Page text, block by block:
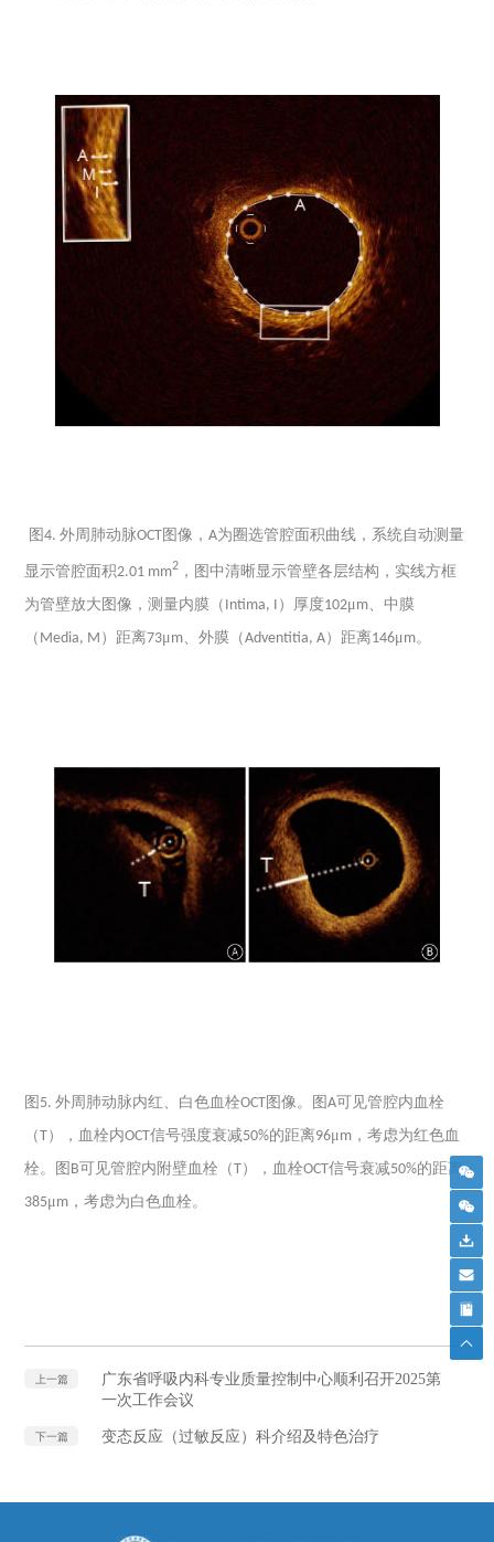
图4.外周肺动脉OCT图像，A为圈选管腔面积曲线，系统自动测量
显示管腔面积2.01 mm2 ，图中清晰显示管壁各层结构，实线方框
为管壁放大图像，测量内膜（ Intima, I ）厚度102μm、中膜
（ Media, M ）距离73μm、外膜（Adventitia, A）距离146μm。
图 5.外周肺动脉内红、白色血栓OCT图像。图A可见管腔内血栓
（T），血栓内OCT信号强度衰减50%的距离96μm ，考虑为红色血
栓。图 B可见管腔内附壁血栓（T），血栓OCT信号衰减50%的距离
385μm ，考虑为白色血栓。
上一篇
广东省呼吸内科专业质量控制中心顺利召开2025第
一次工作会议
下一篇 变态反应（过敏反应）科介绍及特色治疗